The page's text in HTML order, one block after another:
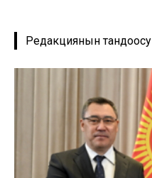
Редакциянын тандоосу